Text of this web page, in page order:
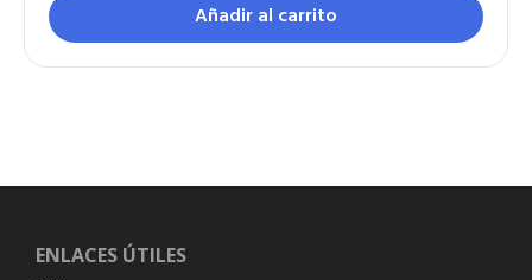
Añadir al carrito
ENLACES ÚTILES